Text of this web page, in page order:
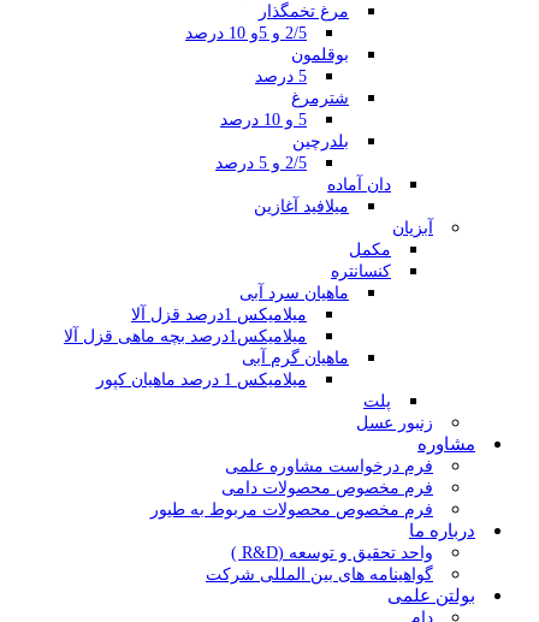
مرغ تخمگذار
2/5 و 5و 10 درصد
بوقلمون
5 درصد
شترمرغ
5 و 10 درصد
بلدرچین
2/5 و 5 درصد
دان آماده
میلافید آغازین
آبزیان
مکمل
کنسانتره
ماهیان سرد آبی
میلامیکس 1درصد قزل آلا
میلامیکس1درصد بچه ماهی قزل آلا
ماهیان گرم آبی
میلامیکس 1 درصد ماهیان کپور
پلت
زنبور عسل
مشاوره
فرم درخواست مشاوره علمی
فرم مخصوص محصولات دامی
فرم مخصوص محصولات مربوط به طیور
درباره ما
واحد تحقیق و توسعه (R&D )
گواهینامه های بین المللی شرکت
بولتن علمی
دام